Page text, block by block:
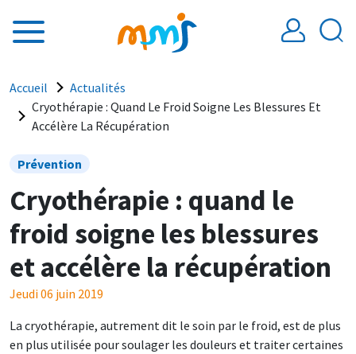
Fil d'Ariane
Accueil
Actualités
Cryothérapie : Quand Le Froid Soigne Les Blessures Et
Accélère La Récupération
Prévention
Cryothérapie : quand le
froid soigne les blessures
et accélère la récupération
Jeudi 06 juin 2019
La cryothérapie, autrement dit le soin par le froid, est de plus
en plus utilisée pour soulager les douleurs et traiter certaines